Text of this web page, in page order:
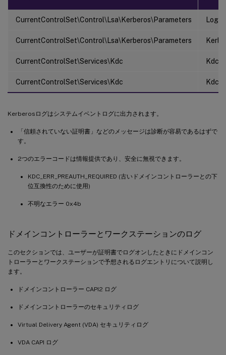
CurrentControlSet\Control\Lsa\Kerberos\Parameters
CurrentControlSet\Control\Lsa\Kerberos\Parameters
CurrentControlSet\Services\Kdc
CurrentControlSet\Services\Kdc
Kerberosログはシステムイベントログに出力されます。
「信頼されていない証明書」などのメッセージは診断が容易であるはずで
す。
2つのエラーコードは情報提供であり、安全に無視できます。
KDC_ERR_PREAUTH_REQUIRED (古いドメインコントローラーとの下
位互換性のために使用)
不明なエラー 0x4b
ドメインコントローラーとワークステーションのログ
このセクションでは、ユーザーが証明書でログオンしたときにドメインコン
トローラーとワークステーションで予想されるログエントリについて説明し
ます。
ドメインコントローラー CAPI2 ログ
ドメインコントローラーのセキュリティログ
Virtual Delivery Agent (VDA) セキュリティログ
VDA CAPI ログ